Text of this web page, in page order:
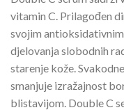
vitamin C. Prilagođen
svojim
djelovanja slobodnih
starenje kože.
smanjuje izražajnost
blistavijom. Double C